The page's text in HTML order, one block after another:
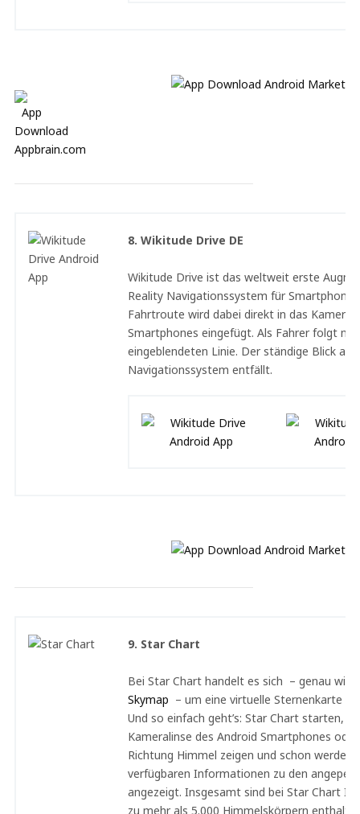
8. Wikitude Drive DE
Wikitude Drive ist das weltweit erste
Reality Navigationssystem für
Fahrtroute wird dabei direkt in das
Smartphones eingefügt. Als Fahrer folgt
eingeblendeten Linie. Der ständige Blick auf
Navigationssystem entfällt.
9. Star Chart
Bei Star Chart handelt es sich – genau wie
Skymap – um eine virtuelle Sternenkarte in
Und so einfach geht’s: Star Chart starten,
Kameralinse des Android Smartphones
Richtung Himmel zeigen und schon werden
verfügbaren Informationen zu den
angezeigt. Insgesamt sind bei Star Chart
zu mehr als 5.000 Himmelskörpern